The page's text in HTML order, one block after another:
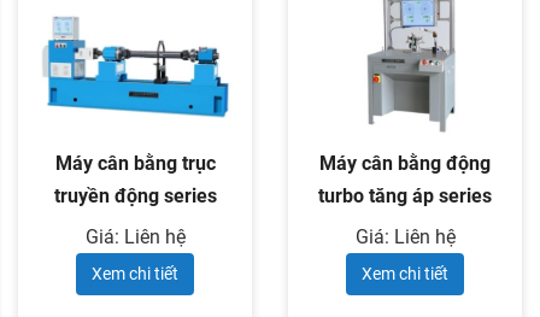
Máy cân bằng trục
truyền động series
PHCW
Giá: Liên hệ
Xem chi tiết
Máy cân bằng động
turbo tăng áp series
PRZY
Giá: Liên hệ
Xem chi tiết